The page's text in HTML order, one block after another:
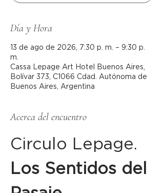
Día y Hora
13 de ago de 2026, 7:30 p. m. – 9:30 p.
m.
Cassa Lepage Art Hotel Buenos Aires,
Bolívar 373, C1066 Cdad. Autónoma de
Buenos Aires, Argentina
Acerca del encuentro
Circulo Lepage.
Los Sentidos del